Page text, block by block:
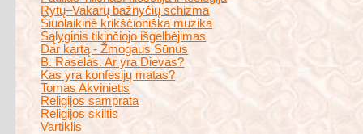
Rytų–Vakarų bažnyčių schizma
Šiuolaikinė krikščioniška muzika
Sąlyginis tikinčiojo išgelbėjimas
Dar kartą - Žmogaus Sūnus
B. Raselas. Ar yra Dievas?
Kas yra konfesijų matas?
Tomas Akvinietis
Religijos samprata
Religijos skiltis
Vartiklis